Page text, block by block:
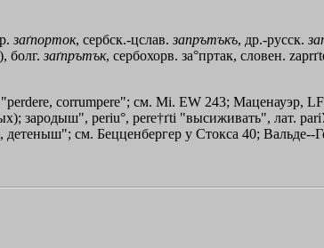
заґпорток, сербск.-цслав. запрътъкъ, др.-русск.
болг. заґпрътък, сербохорв. за°пртак, словен.
соrrumреrе"; см. Мi. ЕW 243; Маценауэр,
зародыш", periu°, pere†ґti "высиживать", лат.
детеныш"; см. Бецценбергер у Стокса 40;